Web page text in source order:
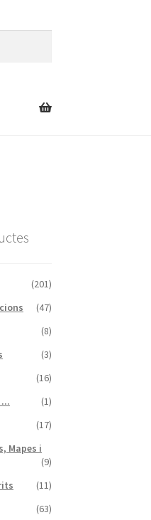
(201)
(47)
(8)
(3)
(16)
(1)
(17)
Mapes i
(9)
(11)
(63)